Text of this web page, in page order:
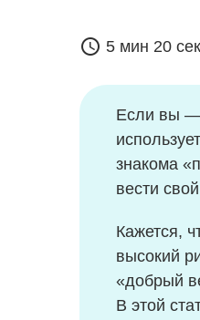
schedule 5 мин 20 сек
Если вы —
знакома
вести
Кажется,
высокий
«добрый
В этой